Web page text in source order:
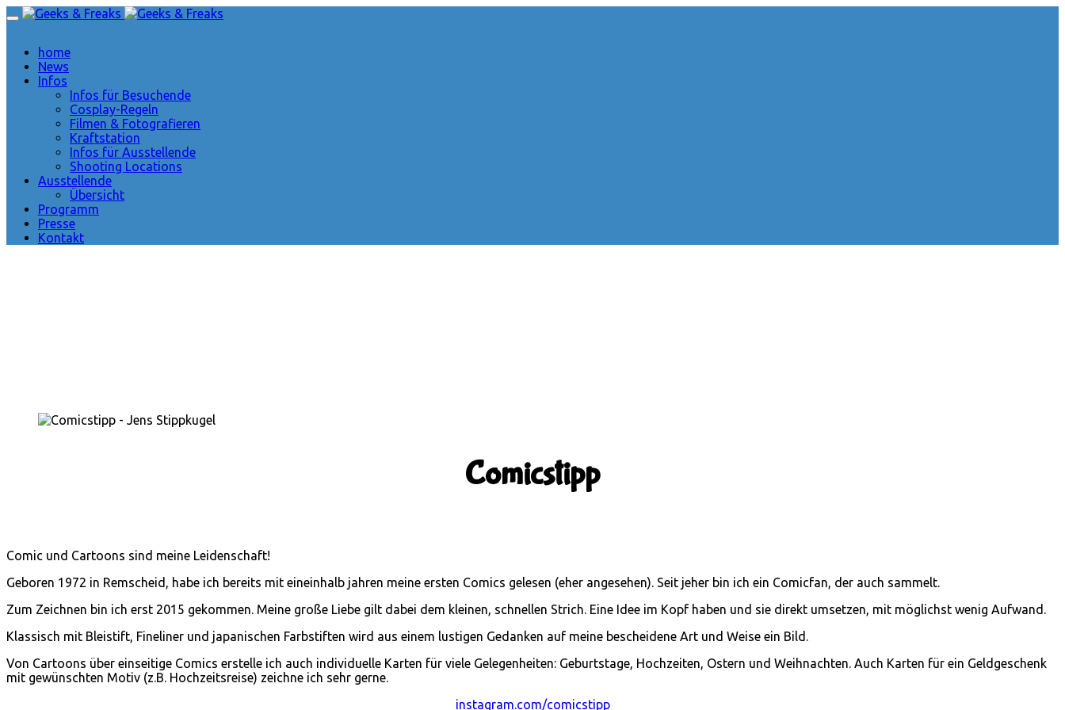
home
News
Infos
Infos für Besuchende
Cosplay-Regeln
Filmen & Fotografieren
Kraftstation
Infos für Ausstellende
Shooting Locations
Ausstellende
Übersicht
Programm
Presse
Kontakt
Comicstipp
Comic und Cartoons sind meine Leidenschaft!
Geboren 1972 in Remscheid, habe ich bereits mit eineinhalb jahren meine ersten Comics gelesen (eher angesehen). Seit jeher bin ich ein Comicfan, der auch sammelt.
Zum Zeichnen bin ich erst 2015 gekommen. Meine große Liebe gilt dabei dem kleinen, schnellen Strich. Eine Idee im Kopf haben und sie direkt umsetzen, mit möglichst wenig Aufwand.
Klassisch mit Bleistift, Fineliner und japanischen Farbstiften wird aus einem lustigen Gedanken auf meine bescheidene Art und Weise ein Bild.
Von Cartoons über einseitige Comics erstelle ich auch individuelle Karten für viele Gelegenheiten: Geburtstage, Hochzeiten, Ostern und Weihnachten. Auch Karten für ein Geldgeschenk
mit gewünschten Motiv (z.B. Hochzeitsreise) zeichne ich sehr gerne.
instagram.com/comicstipp